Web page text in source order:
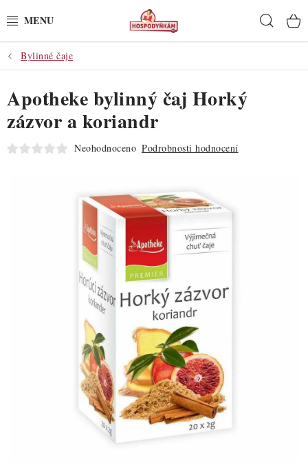
na
POTŘEBY
POMŮCKY
SUROVINY
ZDRAVÉ PEČENÍ
DÁRKOVÉ POUKAZY
TÉMATICKÉ PRODUKTY
Bylinné čaje
Apotheke bylinný čaj Horký
zázvor a koriandr
Neohodnoceno Podrobnosti hodnocení